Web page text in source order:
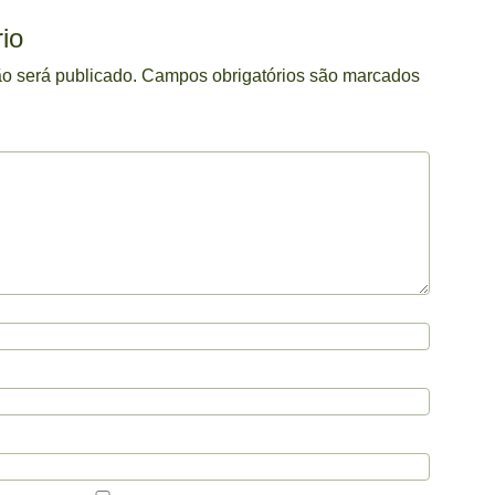
será publicado. Campos obrigatórios são marcados